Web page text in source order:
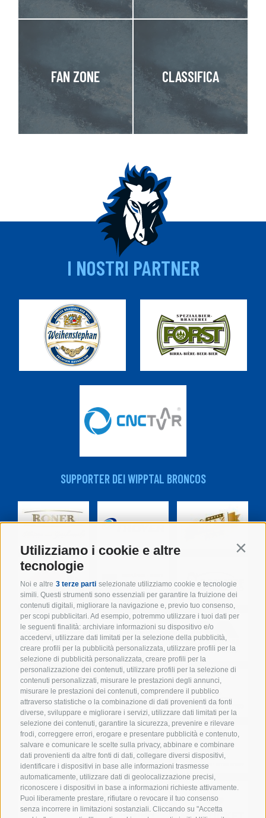
Utilizziamo i cookie e altre
tecnologie
Noi e altre 3 terze parti selezionate utilizziamo cookie e tecnologie
simili. Questi strumenti sono essenziali per garantire la fruizione dei
contenuti digitali, migliorare la navigazione e, previo tuo consenso,
per scopi pubblicitari. Ad esempio, potremmo utilizzare i tuoi dati per
le seguenti finalità: archiviare informazioni su dispositivo e/o
accedervi, utilizzare dati limitati per la selezione della pubblicità,
creare profili per la pubblicità personalizzata, utilizzare profili per la
selezione di pubblicità personalizzata, creare profili per la
personalizzazione dei contenuti, utilizzare profili per la selezione di
contenuti personalizzati, misurare le prestazioni degli annunci,
misurare le prestazioni dei contenuti, comprendere il pubblico
attraverso statistiche o la combinazione di dati provenienti da fonti
diverse, sviluppare e migliorare i servizi, utilizzare dati limitati per la
selezione dei contenuti, garantire la sicurezza, prevenire e rilevare
frodi, correggere errori, erogare e presentare pubblicità e contenuto,
salvare e comunicare le scelte sulla privacy, abbinare e combinare
dati provenienti da altre fonti di dati, collegare diversi dispositivi,
identificare i dispositivi in base alle informazioni trasmesse
automaticamente, utilizzare dati di geolocalizzazione precisi,
riconoscere i dispositivi in base a informazioni richieste attivamente.
Puoi liberamente prestare, rifiutare o revocare il tuo consenso
senza incorrere in limitazioni sostanziali. Cliccando su "Accetta
FAN ZONE CLASSIFICA
I NOSTRI PARTNER
SUPPORTER DEI WIPPTAL BRONCOS